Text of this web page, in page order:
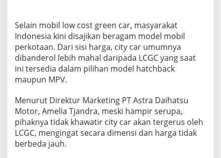
r
i
o
n
K
a
J
a
u
d
Selain mobil low cost green car, masyarakat
Indonesia kini disajikan beragam model mobil
perkotaan. Dari sisi harga, city car umumnya
dibanderol lebih mahal daripada LCGC yang saat
ini tersedia dalam pilihan model hatchback
maupun MPV.
Menurut Direktur Marketing PT Astra Daihatsu
Motor, Amelia Tjandra, meski hampir serupa,
pihaknya tidak khawatir city car akan tergerus oleh
LCGC, mengingat secara dimensi dan harga tidak
berbeda jauh.